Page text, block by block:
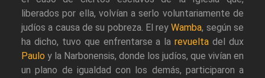
liberados por ella, volvían a serlo voluntariamente de
judíos a causa de su pobreza. El reyWamba, según se
ha dicho, tuvo que enfrentarse a larevuelta del dux
Paulo y la Narbonensis, donde los judíos, que vivían en
un plano de igualdad con los demás, participaron a